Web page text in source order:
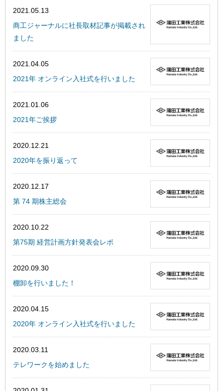
2021.05.13
商工ジャーナルに社長取材記事が掲載され
ました
2021.04.05
2021年 オンライン入社式を行いました
2021.01.06
2021年ご挨拶
2020.12.21
2020年を振り返って
2020.12.17
第 74 期株主総会
2020.10.22
第75期 経営計画方針発表会レポ
2020.09.30
棚卸を行いました！
2020.04.15
2020年 オンライン入社式を行いました
2020.03.11
テレワークを始めました